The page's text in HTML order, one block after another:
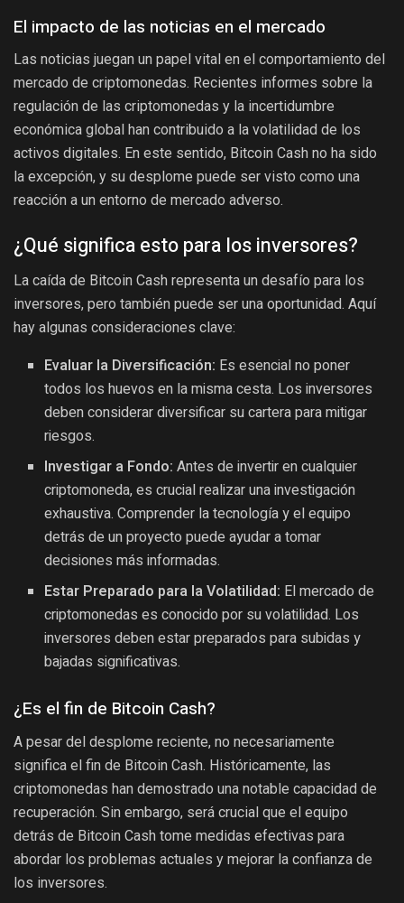
El impacto de las noticias en el mercado
Las noticias juegan un papel vital en el comportamiento del
mercado de criptomonedas. Recientes informes sobre la
regulación de las criptomonedas y la incertidumbre
económica global han contribuido a la volatilidad de los
activos digitales. En este sentido, Bitcoin Cash no ha sido
la excepción, y su desplome puede ser visto como una
reacción a un entorno de mercado adverso.
¿Qué significa esto para los inversores?
La caída de Bitcoin Cash representa un desafío para los
inversores, pero también puede ser una oportunidad. Aquí
hay algunas consideraciones clave:
Evaluar la Diversificación: Es esencial no poner
todos los huevos en la misma cesta. Los inversores
deben considerar diversificar su cartera para mitigar
riesgos.
Investigar a Fondo: Antes de invertir en cualquier
criptomoneda, es crucial realizar una investigación
exhaustiva. Comprender la tecnología y el equipo
detrás de un proyecto puede ayudar a tomar
decisiones más informadas.
Estar Preparado para la Volatilidad: El mercado de
criptomonedas es conocido por su volatilidad. Los
inversores deben estar preparados para subidas y
bajadas significativas.
¿Es el fin de Bitcoin Cash?
A pesar del desplome reciente, no necesariamente
significa el fin de Bitcoin Cash. Históricamente, las
criptomonedas han demostrado una notable capacidad de
recuperación. Sin embargo, será crucial que el equipo
detrás de Bitcoin Cash tome medidas efectivas para
abordar los problemas actuales y mejorar la confianza de
los inversores.